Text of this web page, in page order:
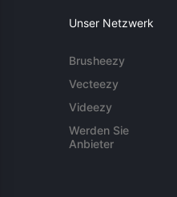
Unser Netzwerk
Brusheezy
Vecteezy
Videezy
Werden Sie
Anbieter